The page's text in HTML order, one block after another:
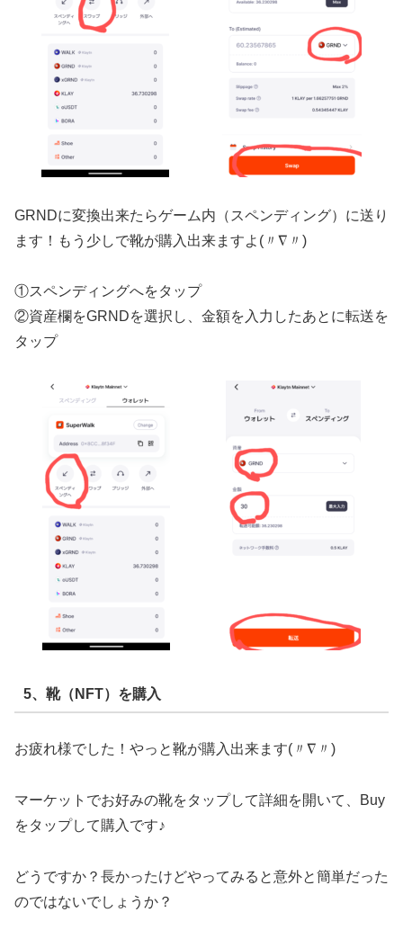
GRNDに変換出来たらゲーム内（スペンディング）に送り
ます！もう少しで靴が購入出来ますよ(〃∇〃)
①スペンディングへをタップ
②資産欄をGRNDを選択し、金額を入力したあとに転送を
タップ
5、靴（NFT）を購入
お疲れ様でした！やっと靴が購入出来ます(〃∇〃)
マーケットでお好みの靴をタップして詳細を開いて、Buy
をタップして購入です♪
どうですか？長かったけどやってみると意外と簡単だった
のではないでしょうか？